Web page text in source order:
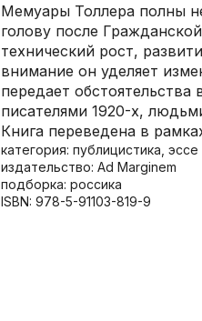
Мемуары Толлера полны
голову после
технический рост,
внимание он уделяет
передает
писателями 1920-х,
Книга переведена в
категория: публицистика, эссе
издательство: Ad Marginem
подборка: россика
ISBN: 978-5-91103-819-9